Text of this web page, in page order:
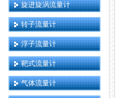
旋进旋涡流量计
转子流量计
浮子流量计
靶式流量计
气体流量计